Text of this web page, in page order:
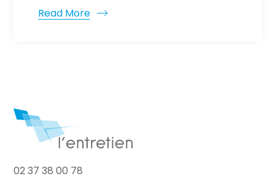
Read More
02 37 38 00 78